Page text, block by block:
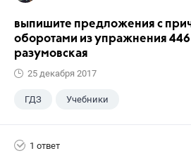
выпишите предложения с
оборотами из упражнения 446
разумовская
25 декабря 2017
ГДЗ Учебники
1 ответ